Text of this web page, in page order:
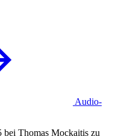
Audio-
bei Thomas Mockaitis zu